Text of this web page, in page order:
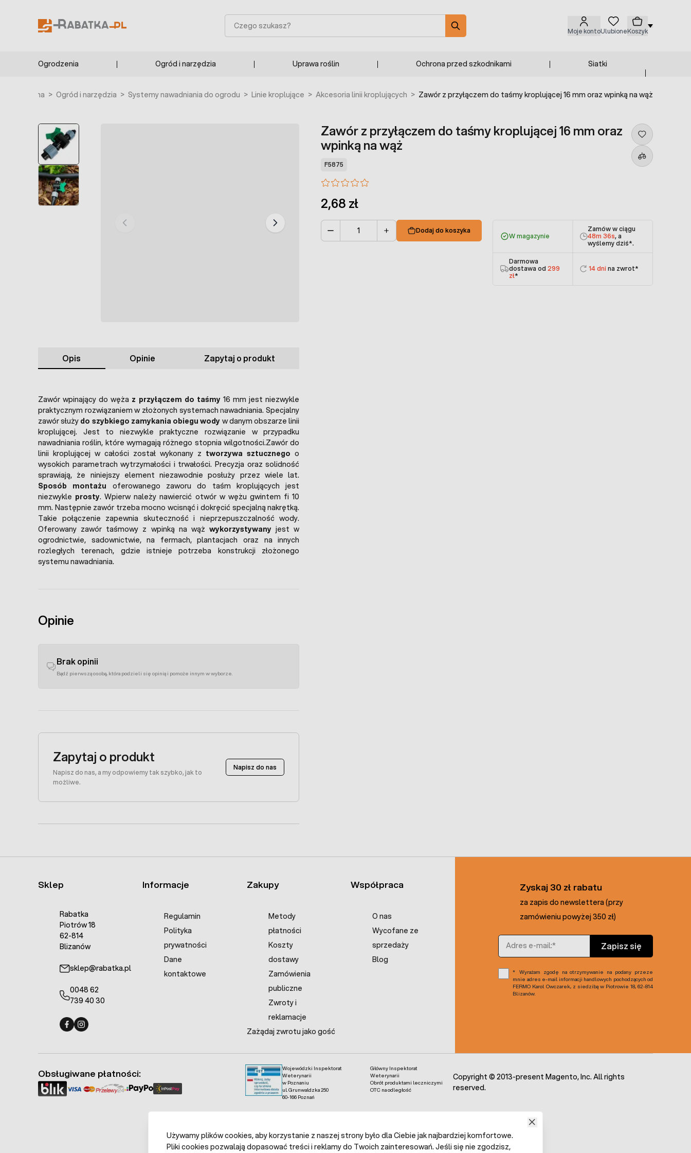
Moje kontoUlubioneKoszyk
Szukaj
Ogrodzenia Ogród i narzędzia Uprawa roślin Ochrona przed szkodnikami Siatki
główna > Ogród i narzędzia > Systemy nawadniania do ogrodu > Linie kroplujące > Akcesoria linii kroplujących > Zawór z przyłączem do taśmy kroplującej 16 mm oraz wpinką na wąż
Zawór z przyłączem do taśmy kroplującej 16 mm oraz
wpinką na wąż
F5875
2,68 zł
Dodaj do koszyka
W magazynie
Zamów w ciągu
48m 36s, a
wyślemy dziś*.
Darmowa
dostawa od 299
zł*
14 dni na zwrot*
Opis Opinie Zapytaj o produkt
Zawór wpinający do węża z przyłączem do taśmy16 mm jest niezwykle
praktycznym rozwiązaniem w złożonych systemach nawadniania. Specjalny
zawór służy do szybkiego zamykania obiegu wody w danym obszarze linii
kroplującej. Jest to niezwykle praktyczne rozwiązanie w przypadku
nawadniania roślin, które wymagają różnego stopnia wilgotności.Zawór do
linii kroplującej w całości został wykonany z tworzywa sztucznego o
wysokich parametrach wytrzymałości i trwałości. Precyzja oraz solidność
sprawiają, że niniejszy element niezawodnie posłuży przez wiele lat.
Sposób montażu oferowanego zaworu do taśm kroplujących jest
niezwykle prosty. Wpierw należy nawiercić otwór w wężu gwintem fi 10
mm. Następnie zawór trzeba mocno wcisnąć i dokręcić specjalną nakrętką.
Takie połączenie zapewnia skuteczność i nieprzepuszczalność wody.
Oferowany zawór taśmowy z wpinką na wąż wykorzystywanyjest w
ogrodnictwie, sadownictwie, na fermach, plantacjach oraz na innych
rozległych terenach, gdzie istnieje potrzeba konstrukcji złożonego
systemu nawadniania.
Opinie
Brak opinii
Bądź pierwszą osobą, która podzieli się opinią i pomoże innym w wyborze.
Zapytaj o produkt
Napisz do nas, a my odpowiemy tak szybko, jak to
możliwe.
Napisz do nas
Sklep
Rabatka
Piotrów 18
62-814
Blizanów
sklep@rabatka.pl
0048 62
739 40 30
Informacje
Regulamin
Polityka
prywatności
Dane
kontaktowe
Zakupy
Metody
płatności
Koszty
dostawy
Zamówienia
publiczne
Zwroty i
reklamacje
Zażądaj zwrotu jako gość
Współpraca
O nas
Wycofane ze
sprzedaży
Blog
Zyskaj 30 zł rabatu
za zapis do newslettera (przy
zamówieniu powyżej 350 zł)
Adres e-mail
Zapisz się
Wyrażam zgodę na otrzymywanie na podany przeze
mnie adres e-mail informacji handlowych pochodzących od
FERMO Karol Owczarek, z siedzibą w Piotrowie 18, 62-814
Blizanów.
Wojewódzki Inspektorat
Weterynarii
w Poznaniu
ul. Grunwaldzka 250
60-166 Poznań
Główny Inspektorat
Weterynarii
Obrót produktami leczniczymi
OTC na odległość
Obsługiwane płatności:
Copyright © 2013-present Magento, Inc. All rights
reserved.
Używamy plików cookies, aby korzystanie z naszej strony było dla Ciebie jak najbardziej komfortowe.
Pliki cookies pozwalają dopasować treści i reklamy do Twoich zainteresowań. Jeśli się nie zgodzisz,